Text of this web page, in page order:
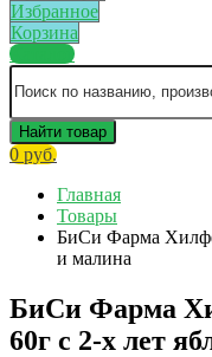
Избранное
Корзина
Каталог
Найти товар
0 руб.
Главная
Товары
БиСи Фарма
и малина
БиСи Фарма
60г с 2-х лет